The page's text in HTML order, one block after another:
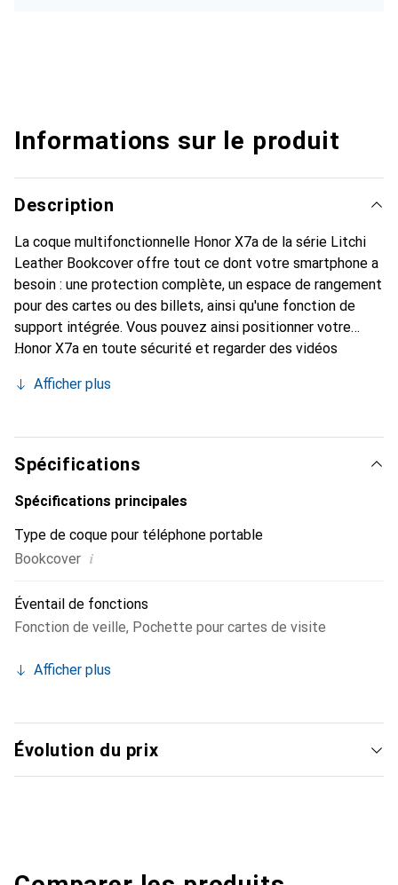
Informations sur le produit
Description
La coque multifonctionnelle Honor X7a de la série Litchi
Leather Bookcover offre tout ce dont votre smartphone a
besoin : une protection complète, un espace de rangement
pour des cartes ou des billets, ainsi qu'une fonction de
support intégrée. Vous pouvez ainsi positionner votre
Honor X7a en toute sécurité et regarder des vidéos
coque livre à votre smartphone un look classique en cuir.
protège votre smartphone dans toutes les situations.
L'appareil photo arrière et le port de charge restent
également accessibles et utilisables avec la coque.
Afficher plus
Spécifications
Spécifications principales
Type de coque pour téléphone portable
Bookcover i
Éventail de fonctions
Fonction de veille, Pochette pour cartes de visite
Afficher plus
Évolution du prix